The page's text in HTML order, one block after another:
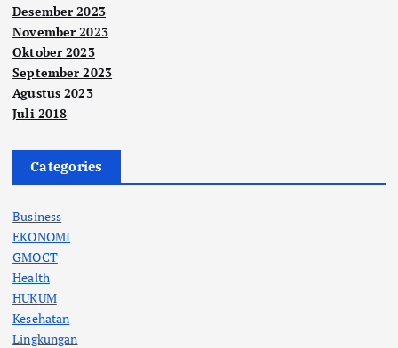
Desember 2023
November 2023
Oktober 2023
September 2023
Agustus 2023
Juli 2018
Categories
Business
EKONOMI
GMOCT
Health
HUKUM
Kesehatan
Lingkungan